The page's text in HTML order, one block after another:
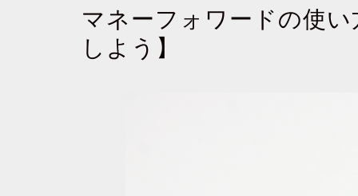
マネーフォワードの使
しよう】